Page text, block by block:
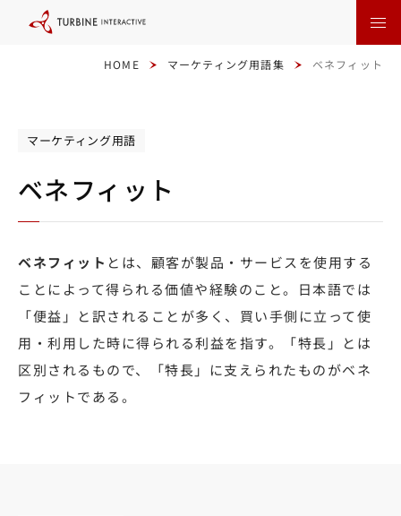
HOME マーケティング用語集 ベネフィット
マーケティング用語
ベネフィット
ベネフィット とは、顧客が製品・サービスを使用する
ことによって得られる価値や経験のこと。日本語では
「便益」と訳されることが多く、買い手側に立って使
用・利用した時に得られる利益を指す。「特長」とは
区別されるもので、「特長」に支えられたものがベネ
フィットである。